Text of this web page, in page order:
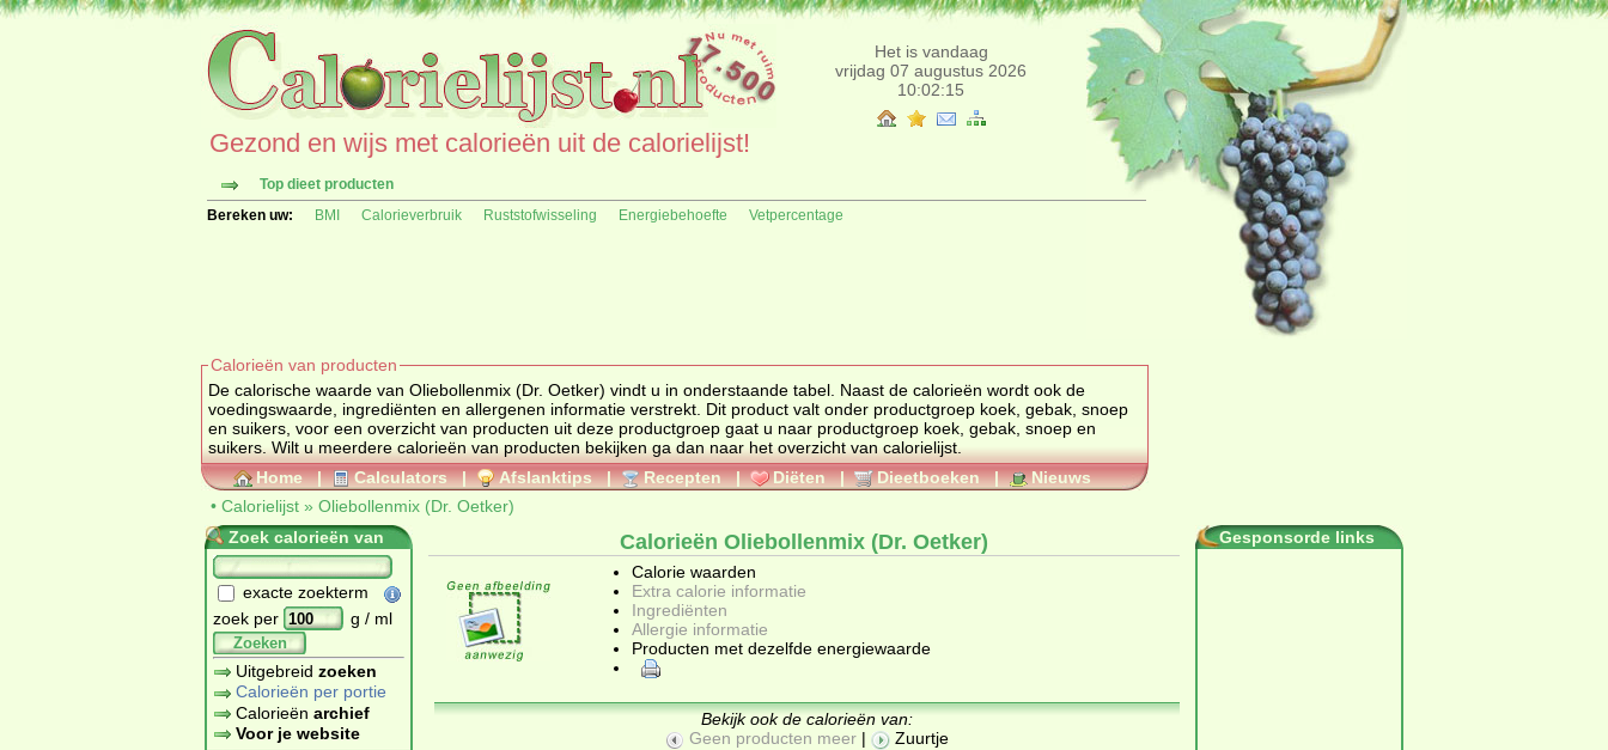
Het is vandaag
vrijdag 07 augustus 2026
10:02:15
Gezond en wijs met calorieën uit de calorielijst!
Top dieet producten
Bereken uw:
BMI Calorieverbruik Ruststofwisseling Energiebehoefte Vetpercentage
Calorieën van producten
De calorische waarde van Oliebollenmix (Dr. Oetker) vindt u in onderstaande tabel. Naast de calorieën wordt ook de
voedingswaarde, ingrediënten en allergenen informatie verstrekt. Dit product valt onder productgroep koek, gebak, snoep
en suikers , voor een overzicht van producten uit deze productgroep gaat u naar productgroep koek, gebak, snoep en
suikers
. Wilt u meerdere calorieën van producten bekijken ga dan naar het overzicht van calorielijst.
Home | Calculators | Afslanktips | Recepten | Diëten | Dieetboeken |
Nieuws
• Calorielijst » Oliebollenmix (Dr. Oetker)
Zoek calorieën van
exacte zoekterm
zoek per
g / ml
Zoeken
Uitgebreid zoeken
Calorieën per portie
Calorieën archief
Voor je website
Calorieën Oliebollenmix (Dr. Oetker)
Calorie waarden
Extra calorie informatie
Ingrediënten
Allergie informatie
Producten met dezelfde energiewaarde
Bekijk ook de calorieën van:
Geen producten meer | Zuurtje
Gesponsorde links